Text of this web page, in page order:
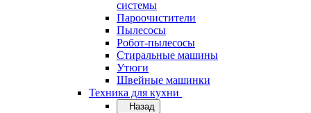
системы
Пароочистители
Пылесосы
Робот-пылесосы
Стиральные машины
Утюги
Швейные машинки
Техника для кухни
Назад